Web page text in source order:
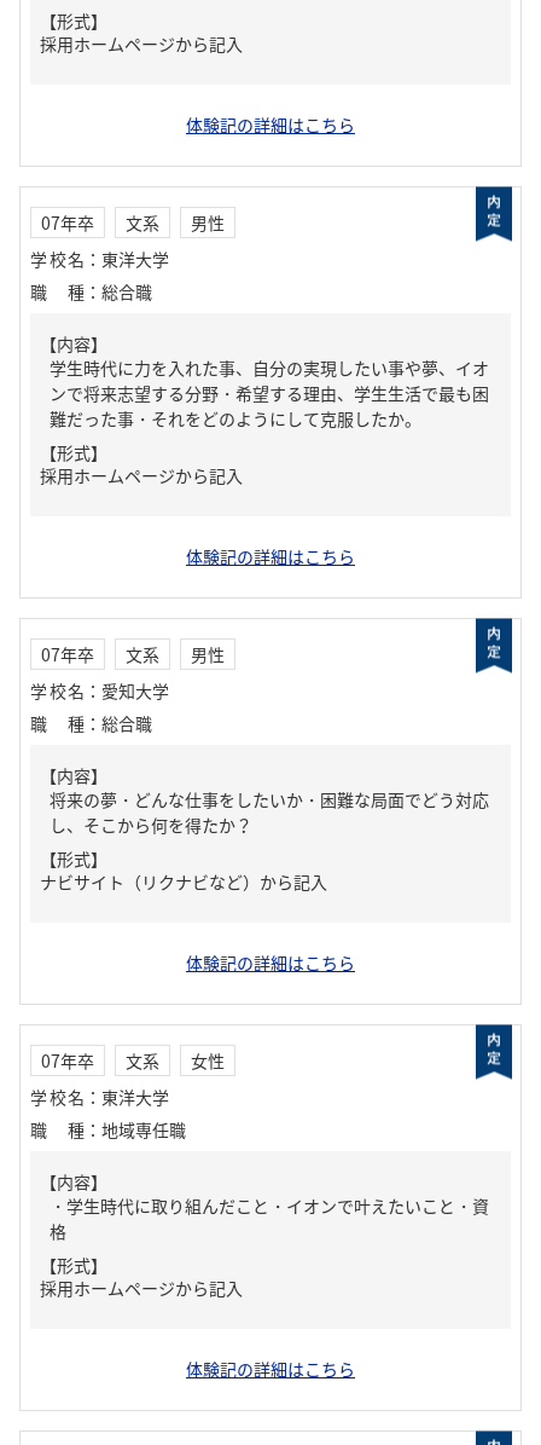
【形式】
採用ホームページから記入
体験記の詳細はこちら
07年卒 文系
男性
学校名 ： 東洋大学
職種 ： 総合職
【内容】
学生時代に力を入れた事、自分の実現したい事や夢、イオ
ンで将来志望する分野・希望する理由、学生生活で最も困
難だった事・それをどのようにして克服したか。
【形式】
採用ホームページから記入
体験記の詳細はこちら
07年卒 文系
男性
学校名 ： 愛知大学
職種 ： 総合職
【内容】
将来の夢・どんな仕事をしたいか・困難な局面でどう対応
し、そこから何を得たか？
【形式】
ナビサイト（リクナビなど）から記入
体験記の詳細はこちら
07年卒 文系
女性
学校名 ： 東洋大学
職種 ： 地域専任職
【内容】
・学生時代に取り組んだこと・イオンで叶えたいこと・資
格
【形式】
採用ホームページから記入
体験記の詳細はこちら